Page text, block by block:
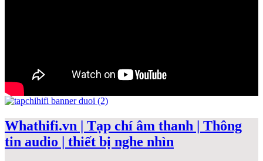
Whathifi.vn | Tạp chí âm thanh | Thông
tin audio | thiết bị nghe nhìn